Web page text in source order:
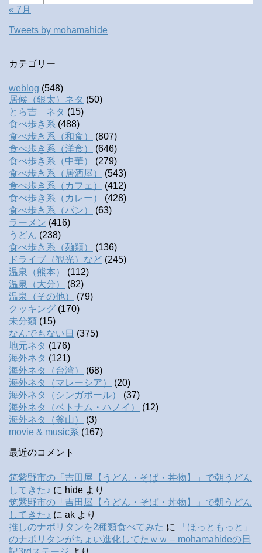
« 7月
Tweets by mohamahide
カテゴリー
weblog (548)
居候（銀太）ネタ (50)
とら吉 ネタ (15)
食べ歩き系 (488)
食べ歩き系（和食）
(807)
食べ歩き系（洋食）
(646)
食べ歩き系（中華）
(279)
食べ歩き系（居酒屋）
(543)
食べ歩き系（カフェ）
(412)
食べ歩き系（カレー）
(428)
食べ歩き系（パン）
(63)
ラーメン (416)
うどん (238)
食べ歩き系（麺類）
(136)
ドライブ（観光）など (245)
温泉（熊本）
(112)
温泉（大分）
(82)
温泉（その他）
(79)
クッキング (170)
未分類 (15)
なんでもない日 (375)
地元ネタ (176)
海外ネタ (121)
海外ネタ（台湾）
(68)
海外ネタ（マレーシア）
(20)
海外ネタ（シンガポール）
(37)
海外ネタ（ベトナム・ハノイ）
(12)
海外ネタ（釜山）
(3)
movie & music系 (167)
最近のコメント
筑紫野市の「吉田屋【うどん・そば・丼物】」で朝うどん
してきた♪ に hide より
筑紫野市の「吉田屋【うどん・そば・丼物】」で朝うどん
してきた♪ に ak より
推しのナポリタンを2種類食べてみた に
「ほっともっと」
のナポリタンがちょい進化してたｗｗ – mohamahideの日